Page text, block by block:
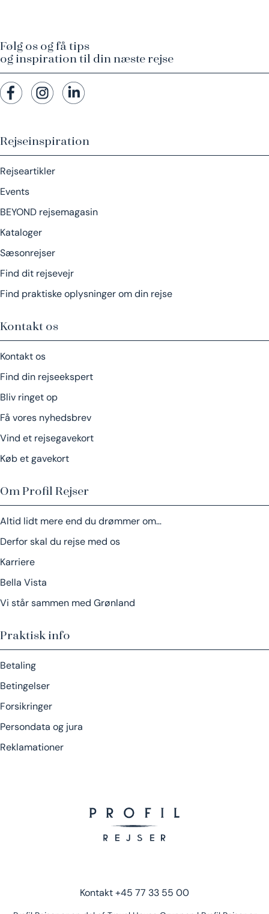
Rejseinspiration
Rejseartikler
Events
BEYOND rejsemagasin
Kataloger
Sæsonrejser
Find dit rejsevejr
Find praktiske oplysninger om din rejse
Kontakt os
Kontakt os
Find din rejseekspert
Bliv ringet op
Få vores nyhedsbrev
Vind et rejsegavekort
Køb et gavekort
Om Profil Rejser
Altid lidt mere end du drømmer om…
Derfor skal du rejse med os
Karriere
Bella Vista
Vi står sammen med Grønland
Praktisk info
Betaling
Betingelser
Forsikringer
Persondata og jura
Reklamationer
Følg os og få tips
og inspiration til din næste rejse
Kontakt+45 77 33 55 00